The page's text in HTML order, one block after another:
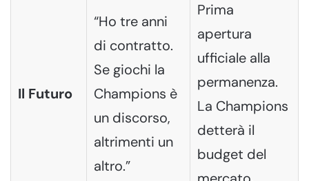
Il Futuro
“Ho tre anni
di contratto.
Se giochi la
Champions è
un discorso,
altrimenti un
altro.”
Prima
apertura
ufficiale alla
permanenza.
La Champions
detterà il
budget del